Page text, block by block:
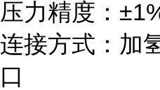
压力精度：
连接方式：加
口